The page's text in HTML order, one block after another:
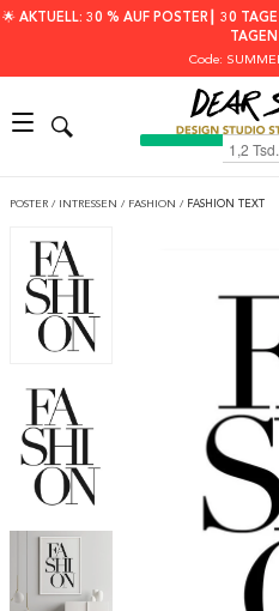
🌟 AKTUELL: 30 % AUF POSTER┃ 30
TAGEN
Code:
POSTER / INTRESSEN / FASHION / FASHION TEXT